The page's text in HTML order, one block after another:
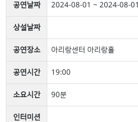
공연날짜 2024-08-01 ~ 2024-08-01
상설날짜
공연장소 아리랑센터 아리랑홀
공연시간 19:00
소요시간 90분
인터미션